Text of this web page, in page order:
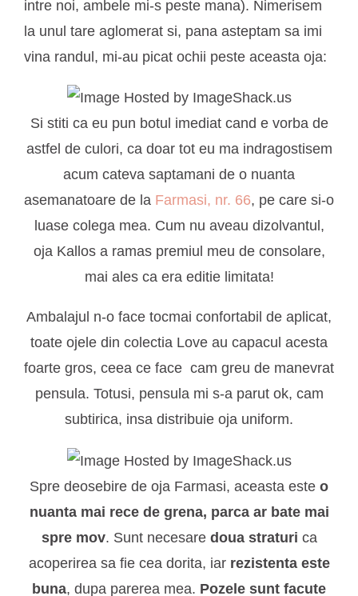
intre noi, ambele mi-s peste mana). Nimerisem
la unul tare aglomerat si, pana asteptam sa imi
vina randul, mi-au picat ochii peste aceasta oja:
Si stiti ca eu pun botul imediat cand e vorba de
astfel de culori, ca doar tot eu ma indragostisem
acum cateva saptamani de o nuanta
asemanatoare de la Farmasi, nr. 66, pe care si-o
luase colega mea. Cum nu aveau dizolvantul,
oja Kallos a ramas premiul meu de consolare,
mai ales ca era editie limitata!
Ambalajul n-o face tocmai confortabil de aplicat,
toate ojele din colectia Love au capacul acesta
foarte gros, ceea ce face cam greu de manevrat
pensula. Totusi, pensula mi s-a parut ok, cam
subtirica, insa distribuie oja uniform.
Spre deosebire de oja Farmasi, aceasta este o
nuanta mai rece de grena, parca ar bate mai
spre mov. Sunt necesaredoua straturi ca
acoperirea sa fie cea dorita, iarrezistenta este
buna, dupa parerea mea. Pozele sunt facute